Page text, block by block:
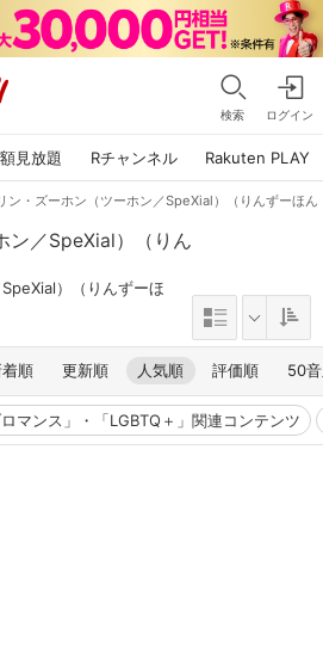
検索 ログイン
見放題 Rチャンネル Rakuten PLAY
ン・ズーホン（ツーホン／SpeXial）（りんずーほん
ン／SpeXial）（りん
）（りんずーほ
着順 更新順 人気順 評価順 50
ロマンス」・「LGBTQ＋」関連コンテンツ